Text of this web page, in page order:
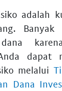
adalah
Banyak
dana
dapat
melalui
Dana